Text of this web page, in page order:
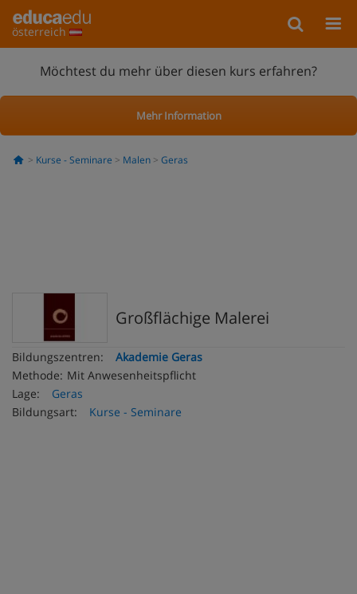
österreich
Möchtest du mehr über diesen kurs erfahren?
Mehr Information
Kurse - Seminare Malen Geras
Großflächige Malerei
Bildungszentren:
Akademie Geras
Methode: Mit Anwesenheitspflicht
Lage:
Geras
Bildungsart:
Kurse - Seminare